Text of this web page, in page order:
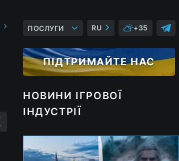
ПОСЛУГИ RU +35
ПІДТРИМАЙТЕ НАС
НОВИНИ ІГРОВОЇ
ІНДУСТРІЇ